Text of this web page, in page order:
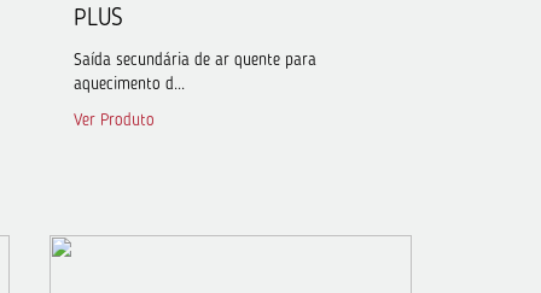
PLUS
Saída secundária de ar quente para
aquecimento d...
Ver Produto